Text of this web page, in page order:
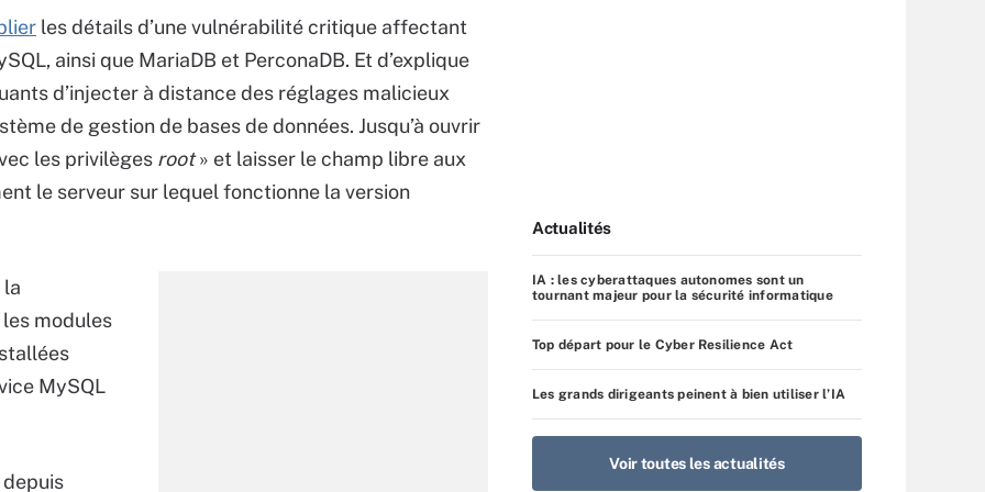
les détails d’une vulnérabilité critique affectant
ainsi que MariaDB et PerconaDB. Et d’explique
d’injecter à distance des réglages malicieux
de gestion de bases de données. Jusqu’à ouvrir
les privilèges root» et laisser le champ libre aux
le serveur sur lequel fonctionne la version
la
modules
MySQL
Actualités
IA : les cyberattaques autonomes sont un
tournant majeur pour la sécurité informatique
Top départ pour le Cyber Resilience Act
Les grands dirigeants peinent à bien utiliser l’IA
Voir toutes les actualités